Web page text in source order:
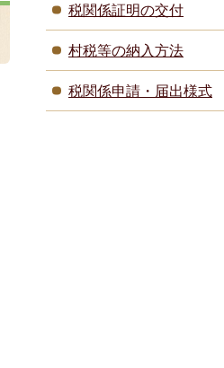
税関係証明の交付
村税等の納入方法
税関係申請・届出様式